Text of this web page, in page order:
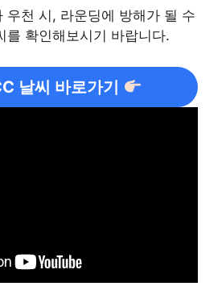
우천 시, 라운딩에 방해가 될 수
를 확인해보시기 바랍니다.
날씨 바로가기